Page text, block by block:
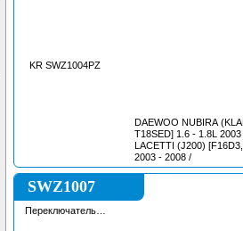
KR SWZ1004PZ
DAEWOO NUBIRA
T18SED] 1.6 - 1.8L
LACETTI (J200)
2003 - 2008 /
SWZ1007
Переключатель